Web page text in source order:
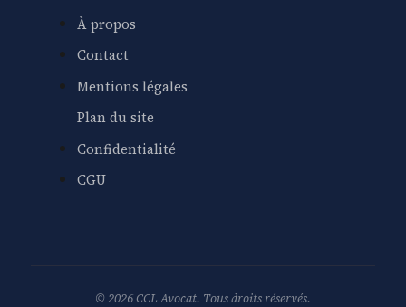
À propos
Contact
Mentions légales
Plan du site
Confidentialité
CGU
© 2026 CCL Avocat. Tous droits réservés.